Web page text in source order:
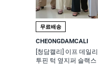
무료배송
CHEONGDAMCALI
[청담캘리] 이프 데일리
투핀 턱 옆지퍼 슬랙스